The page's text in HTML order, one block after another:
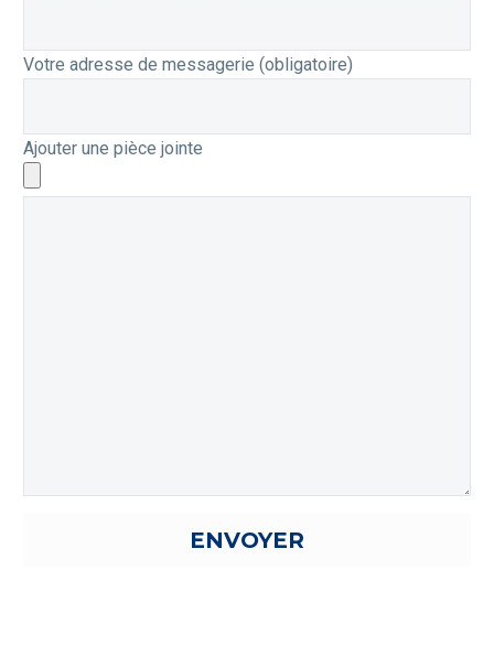
Votre adresse de messagerie (obligatoire)
Ajouter une pièce jointe